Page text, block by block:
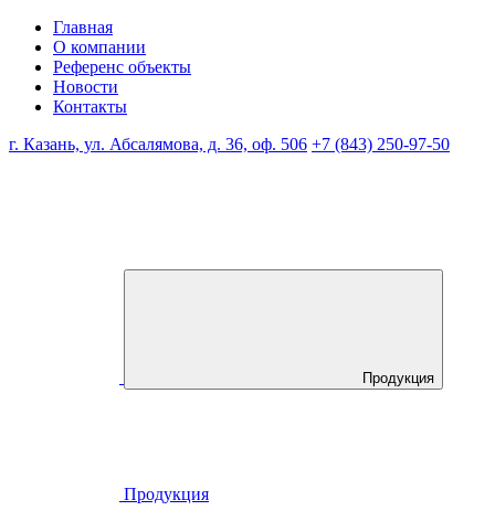
Главная
О компании
Референс объекты
Новости
Контакты
г. Казань, ул. Абсалямова, д. 36, оф. 506 +7 (843) 250-97-50
Продукция
Продукция